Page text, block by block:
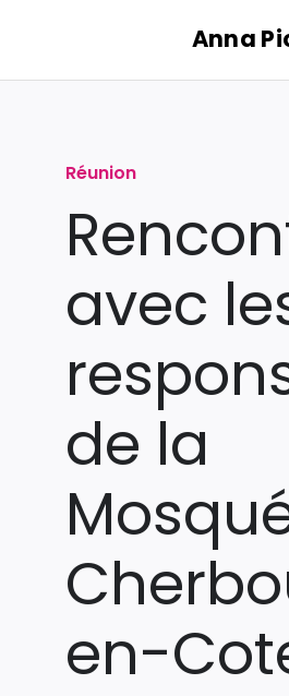
contenu
Anna
Réunion
avec
de la
en-